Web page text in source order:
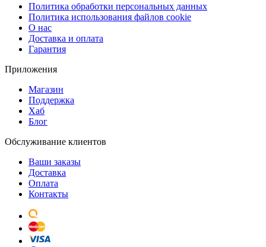
Политика обработки персональных данных
Политика использования файлов cookie
О нас
Доставка и оплата
Гарантия
Приложения
Магазин
Поддержка
Хаб
Блог
Обслуживание клиентов
Ваши заказы
Доставка
Оплата
Контакты